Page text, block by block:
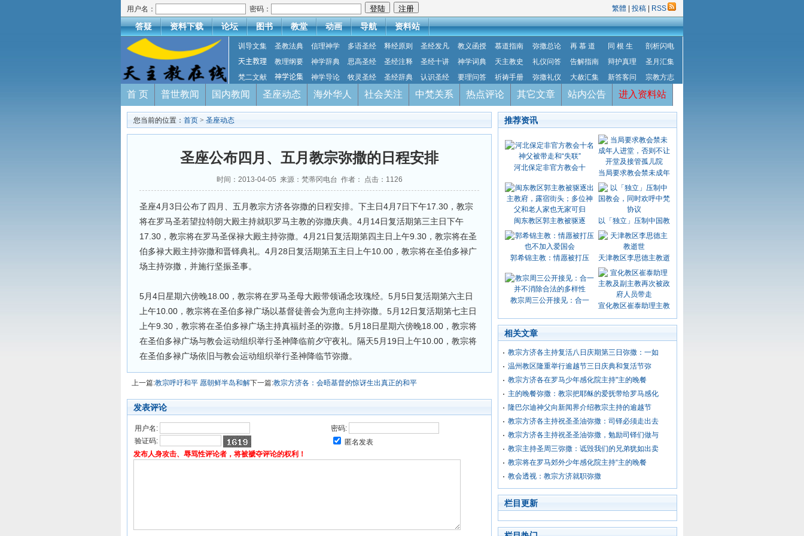
用户名： 密码： 繁體 投稿 RSS
答疑 资料下载 论坛 图书 教堂 动画 导航 资料站
训导文集 圣教法典 信理神学 多语圣经 释经原则 圣经发凡 教义函授 慕道指南 弥撒总论 再 慕 道 同 根 生
剖析闪电
天主教理
教理纲要 神学辞典 思高圣经 圣经注释 圣经十讲 神学词典 天主教史 礼仪问答 告解指南 辩护真理
圣月汇集
梵二文献
神学论集 神学导论 牧灵圣经 圣经辞典 认识圣经 要理问答 祈祷手册 弥撒礼仪 大赦汇集 新答客问 宗教方志
首 页 普世教闻 国内教闻 圣座动态 海外华人 社会关注 中梵关系 热点评论 其它文章 站内公告 进入资料站
您当前的位置： 首页 > 圣座动态
圣座公布四月、五月教宗弥撒的日程安排
时间：2013-04-05 来源：梵蒂冈电台 作者： 点击： 1126
圣座4月3日公布了四月、五月教宗方济各弥撒的日程安排。下主日4月7日下午17.30，教宗
将在罗马圣若望拉特朗大殿主持就职罗马主教的弥撒庆典。4月14日复活期第三主日下午
17.30，教宗将在罗马圣保禄大殿主持弥撒。4月21日复活期第四主日上午9.30，教宗将在圣
伯多禄大殿主持弥撒和晋铎典礼。4月28日复活期第五主日上午10.00，教宗将在圣伯多禄广
场主持弥撒，并施行坚振圣事。
5月4日星期六傍晚18.00，教宗将在罗马圣母大殿带领诵念玫瑰经。5月5日复活期第六主日
上午10.00，教宗将在圣伯多禄广场以基督徒善会为意向主持弥撒。5月12日复活期第七主日
上午9.30，教宗将在圣伯多禄广场主持真福封圣的弥撒。5月18日星期六傍晚18.00，教宗将
在圣伯多禄广场与教会运动组织举行圣神降临前夕守夜礼。隔天5月19日上午10.00，教宗将
在圣伯多禄广场依旧与教会运动组织举行圣神降临节弥撒。
上一篇:教宗呼吁和平 愿朝鲜半岛和解下一篇:教宗方济各：会晤基督的惊讶生出真正的和平
发表评论
用户名:
密码:
验证码:
匿名发表
发布人身攻击、辱骂性评论者，将被褫夺评论的权利！
推荐资讯
河北保定非官方教会十
当局要求教会禁未成年
闽东教区郭主教被驱逐 以「独立」压制中国教
郭希锦主教：情愿被打压 天津教区李思德主教逝
教宗周三公开接见：合一
宣化教区崔泰助理主教
相关文章
教宗方济各主持复活八日庆期第三日弥撒：一如
温州教区隆重举行逾越节三日庆典和复活节弥
教宗方济各在罗马少年感化院主持"主的晚餐
主的晚餐弥撒：教宗把耶稣的爱抚带给罗马感化
隆巴尔迪神父向新闻界介绍教宗主持的逾越节
教宗方济各主持祝圣圣油弥撒：司铎必须走出去
教宗方济各主持祝圣圣油弥撒，勉励司铎们做与
教宗主持圣周三弥撒：诋毁我们的兄弟犹如出卖
教宗将在罗马郊外少年感化院主持“主的晚餐
教会透视：教宗方济就职弥撒
栏目更新